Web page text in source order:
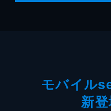
モバイル
新登